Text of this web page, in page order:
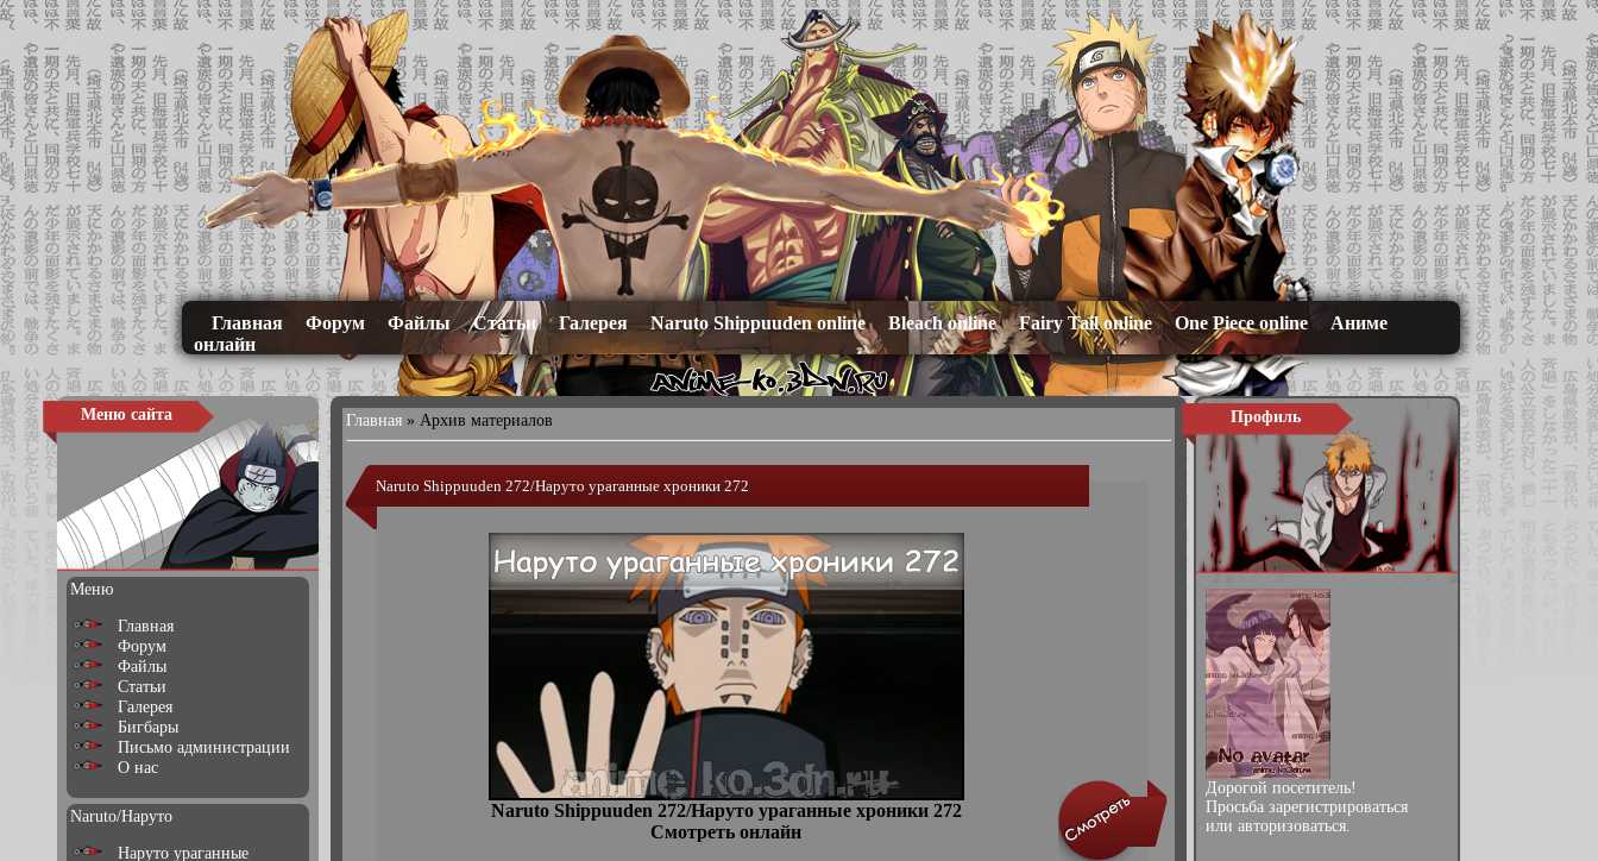
Главная Форум Файлы Статьи Галерея Naruto Shippuuden online Bleach online Fairy Tail online One Piece online
Аниме
онлайн
Меню сайта
Меню
Главная
Форум
Файлы
Статьи
Галерея
Бигбары
Письмо администрации
О нас
Naruto/Наруто
Наруто ураганные
Профиль
Дорогой посетитель!
Просьба зарегистрироваться
или авторизоваться.
Главная» Архив материалов
Naruto Shippuuden 272/Наруто ураганные хроники 272
Naruto Shippuuden 272/Наруто ураганные хроники 272
Смотреть онлайн